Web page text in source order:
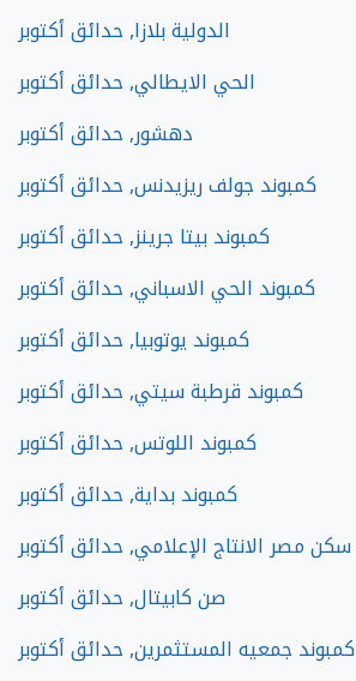
الدولية بلازا, حدائق أكتوبر
الحي الايطالي, حدائق أكتوبر
دهشور, حدائق أكتوبر
كمبوند جولف ريزيدنس, حدائق أكتوبر
كمبوند بيتا جرينز, حدائق أكتوبر
كمبوند الحي الاسباني, حدائق أكتوبر
كمبوند يوتوبيا, حدائق أكتوبر
كمبوند قرطبة سيتي, حدائق أكتوبر
كمبوند اللوتس, حدائق أكتوبر
كمبوند بداية, حدائق أكتوبر
سكن مصر الانتاج الإعلامي, حدائق أكتوبر
صن كابيتال, حدائق أكتوبر
كمبوند جمعيه المستثمرين, حدائق أكتوبر